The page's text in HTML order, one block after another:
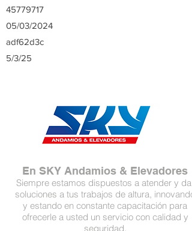
45779717
05/03/2024
adf62d3c
5/3/25
En SKY Andamios & Elevadores
Siempre estamos dispuestos a atender y dar
soluciones a tus trabajos de altura, innovando
y estando en constante capacitación para
ofrecerle a usted un servicio con calidad y
seguridad.